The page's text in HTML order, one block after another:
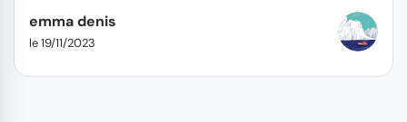
emma denis
le 19/11/2023